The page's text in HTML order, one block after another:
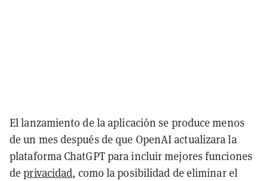
El lanzamiento de la aplicación se produce menos
de un mes después de que OpenAI actualizara la
plataforma ChatGPT para incluir mejores funciones
deprivacidad, como la posibilidad de eliminar el